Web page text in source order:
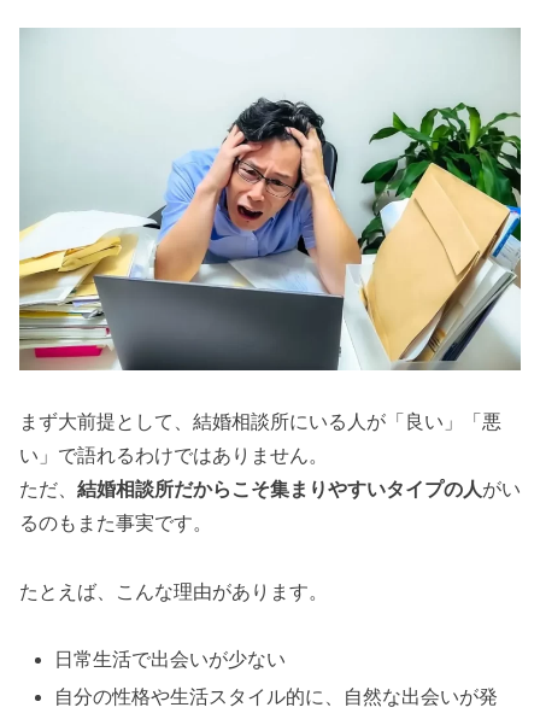
まず大前提として、結婚相談所にいる人が「良い」「悪
い」で語れるわけではありません。
ただ、 結婚相談所だからこそ集まりやすいタイプの人がい
るのもまた事実です。
たとえば、こんな理由があります。
日常生活で出会いが少ない
自分の性格や生活スタイル的に、自然な出会いが発